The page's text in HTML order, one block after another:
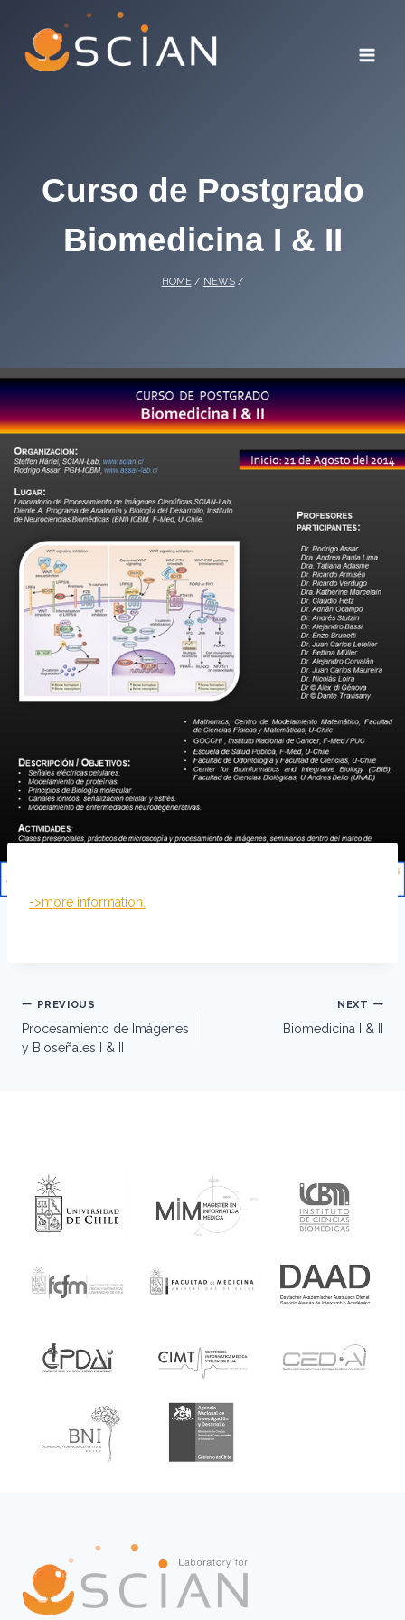
content
Curso de Postgrado
Biomedicina I & II
HOME / NEWS /
->more information.
Post
navigation
PREVIOUS
Procesamiento de Imágenes
y Bioseñales I & II
NEXT
Biomedicina I & II